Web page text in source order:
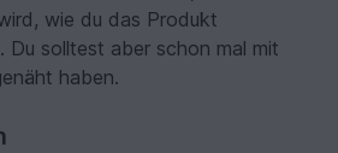
wie du das Produkt
Du solltest aber schon mal mit
haben.